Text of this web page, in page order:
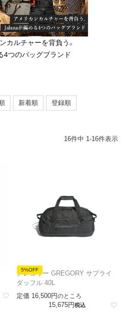
カルチャーを背負う。
4つのバッグブランド
新着順
登録順
16件中 1 -16件表示
5%OFF
グレゴリー GREGORY サプライ
ダッフル 40L
定価 16,500 のところ
15,675 税込